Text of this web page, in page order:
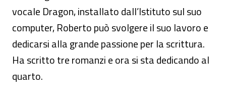
vocale Dragon, installato dall’Istituto sul suo
computer, Roberto può svolgere il suo lavoro e
dedicarsi alla grande passione per la scrittura.
Ha scritto tre romanzi e ora si sta dedicando al
quarto.